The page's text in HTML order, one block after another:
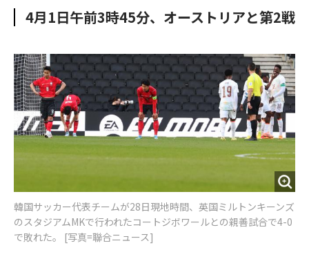
o
e
u
n
4月1日午前3時45分、オーストリアと第2戦
韓国サッカー代表チームが28日現地時間、英国ミルトンキーンズ
のスタジアムMKで行われたコートジボワールとの親善試合で4-0
で敗れた。 [写真=聯合ニュース]